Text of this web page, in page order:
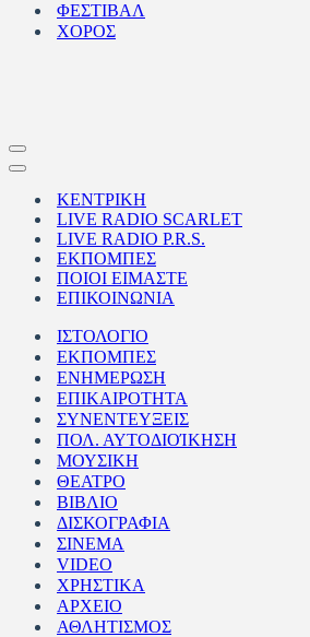
ΦΕΣΤΙΒΑΛ
ΧΟΡΟΣ
Μενού
πλοήγησης
Μενού
πλοήγησηςΚΕΝΤΡΙΚΗ
LIVE RADIO SCARLET
LIVE RADIO P.R.S.
ΕΚΠΟΜΠΕΣ
ΠΟΙΟΙ ΕΙΜΑΣΤΕ
ΕΠΙΚΟΙΝΩΝΙΑ
ΙΣΤΟΛΟΓΙΟ
ΕΚΠΟΜΠΕΣ
ΕΝΗΜΕΡΩΣΗ
ΕΠΙΚΑΙΡΟΤΗΤΑ
ΣΥΝΕΝΤΕΥΞΕΙΣ
ΠΟΛ. ΑΥΤΟΔΙΟΊΚΗΣΗ
ΜΟΥΣΙΚΗ
ΘΕΑΤΡΟ
ΒΙΒΛΙΟ
ΔΙΣΚΟΓΡΑΦΙΑ
ΣΙΝΕΜΑ
VIDEO
ΧΡΗΣΤΙΚΑ
ΑΡΧΕΙΟ
ΑΘΛΗΤΙΣΜΟΣ